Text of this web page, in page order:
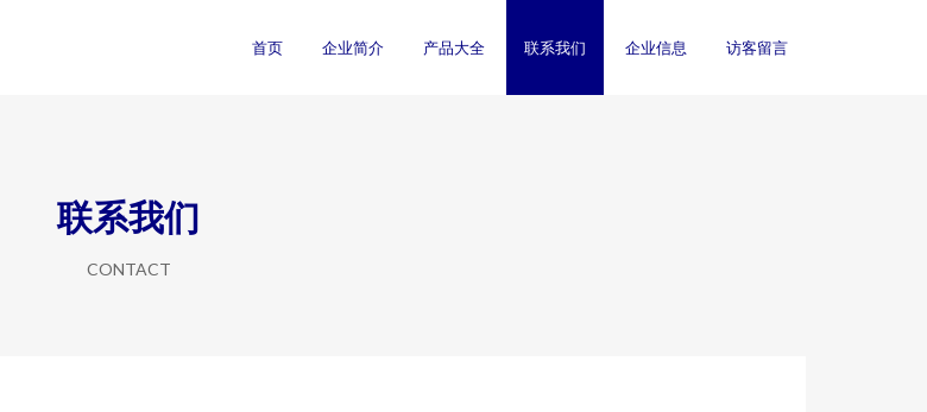
首页 企业简介 产品大全 联系我们 企业信息 访客留言
联系我们
CONTACT